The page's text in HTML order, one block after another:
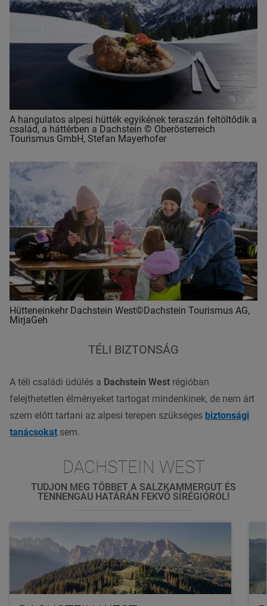
A hangulatos alpesi hütték egyikének teraszán feltöltődik a
család, a háttérben a Dachstein © Oberösterreich
Tourismus GmbH, Stefan Mayerhofer
Hütteneinkehr Dachstein West©Dachstein Tourismus AG,
MirjaGeh
TÉLI BIZTONSÁG
A téli családi üdülés a Dachstein West régióban
felejthetetlen élményeket tartogat mindenkinek, de nem árt
szem előtt tartani az alpesi terepen szükséges biztonsági
tanácsokat sem.
DACHSTEIN WEST
TUDJON MEG TÖBBET A SALZKAMMERGUT ÉS
TENNENGAU HATÁRÁN FEKVŐ SÍRÉGIÓRÓL!